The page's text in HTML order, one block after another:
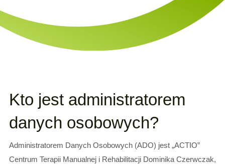
Kto jest administratorem
danych osobowych?
Administratorem Danych Osobowych (ADO) jest „ACTIO”
Centrum Terapii Manualnej i Rehabilitacji Dominika Czerwczak,